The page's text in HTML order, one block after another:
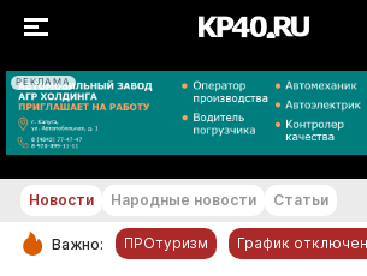
РЕКЛАМА
+19...+20 °С
Новости Народные новости Статьи
Важно: ПРОтуризм График